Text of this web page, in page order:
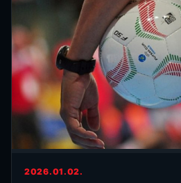
2026.01.02.